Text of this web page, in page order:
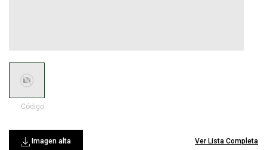
Código:
Imagen alta Ver Lista Completa